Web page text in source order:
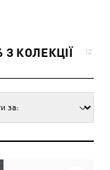
КОЛЕКЦІЇ
12